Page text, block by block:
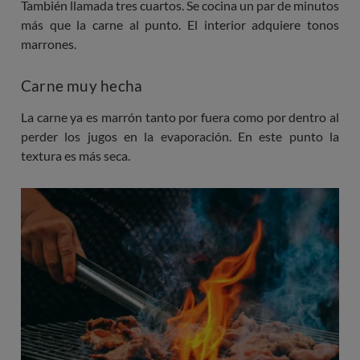
También llamada tres cuartos. Se cocina un par de minutos
más que la carne al punto. El interior adquiere tonos
marrones.
Carne muy hecha
La carne ya es marrón tanto por fuera como por dentro al
perder los jugos en la evaporación. En este punto la
textura es más seca.